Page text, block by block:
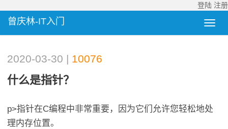
登陆 注册
曾庆林-IT入门
2020-03-30 | 10076
什么是指针？
p>指针在C编程中非常重要，因为它们允许您轻松地处
理内存位置。